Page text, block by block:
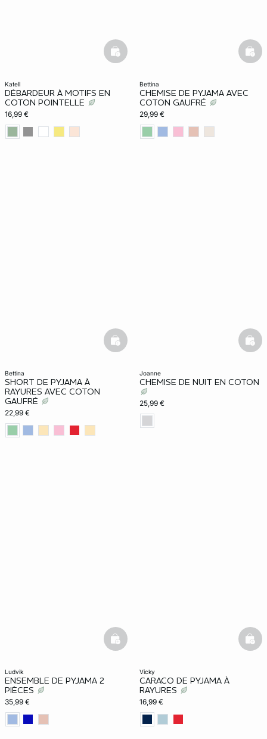
katell
DÉBARDEUR À MOTIFS EN
COTON POINTELLE
16,99 €
basketfull
bettina
CHEMISE DE PYJAMA AVEC
COTON GAUFRÉ
29,99 €
bettina
SHORT DE PYJAMA À
RAYURES AVEC COTON
GAUFRÉ
22,99 €
basketfull
joanne
CHEMISE DE NUIT EN COTON
25,99 €
ludvik
ENSEMBLE DE PYJAMA 2
PIÈCES
35,99 €
basketfull
vicky
CARACO DE PYJAMA À
RAYURES
16,99 €